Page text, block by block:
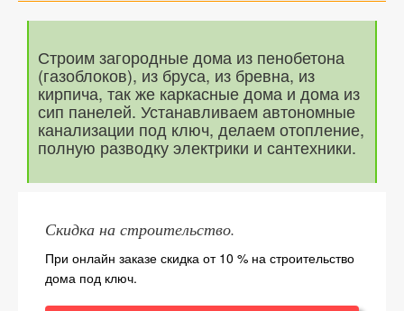
Строим загородные дома из пенобетона
(газоблоков), из бруса, из бревна, из
кирпича, так же каркасные дома и дома из
сип панелей. Устанавливаем автономные
канализации под ключ, делаем отопление,
полную разводку электрики и сантехники.
Скидка на строительство.
При онлайн заказе скидка от 10 % на строительство
дома под ключ.